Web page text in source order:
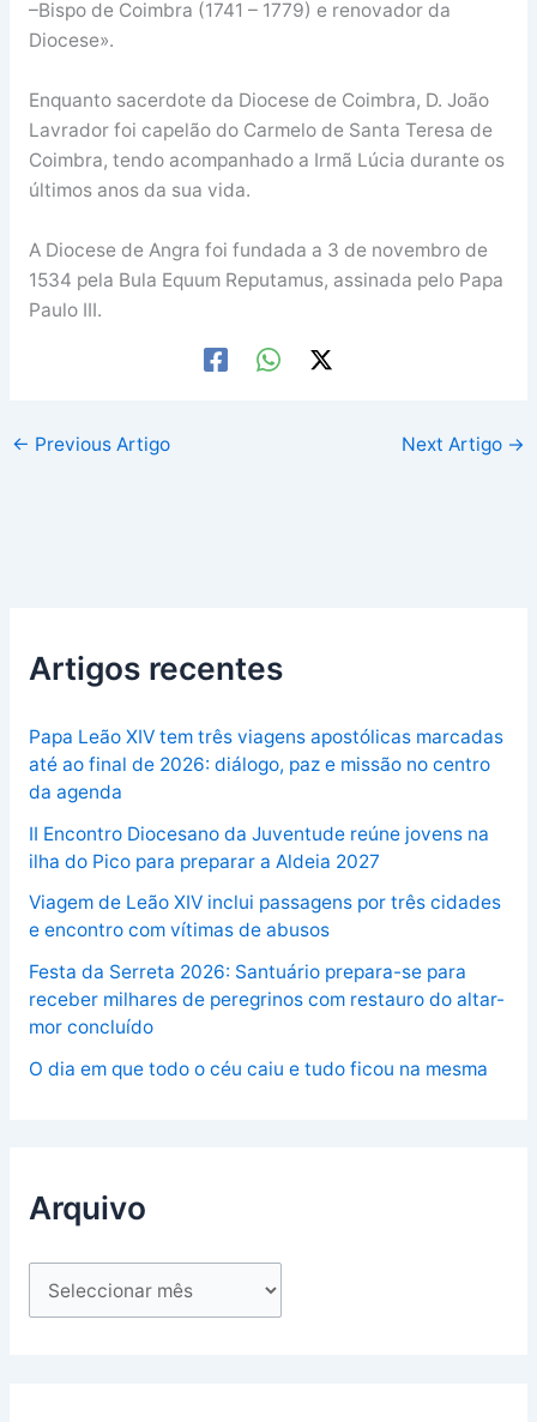
–Bispo de Coimbra (1741 – 1779) e renovador da
Diocese».
Enquanto sacerdote da Diocese de Coimbra, D. João
Lavrador foi capelão do Carmelo de Santa Teresa de
Coimbra, tendo acompanhado a Irmã Lúcia durante os
últimos anos da sua vida.
A Diocese de Angra foi fundada a 3 de novembro de
1534 pela Bula Equum Reputamus, assinada pelo Papa
Paulo III.
← Previous Artigo Next Artigo →
Artigos recentes
Papa Leão XIV tem três viagens apostólicas marcadas
até ao final de 2026: diálogo, paz e missão no centro
da agenda
II Encontro Diocesano da Juventude reúne jovens na
ilha do Pico para preparar a Aldeia 2027
Viagem de Leão XIV inclui passagens por três cidades
e encontro com vítimas de abusos
Festa da Serreta 2026: Santuário prepara-se para
receber milhares de peregrinos com restauro do altar-
mor concluído
O dia em que todo o céu caiu e tudo ficou na mesma
Arquivo